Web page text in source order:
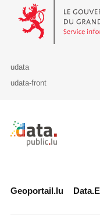
Le Gouvernement du
udata
udata-front
Retour à l'accueil
Geoportail.lu